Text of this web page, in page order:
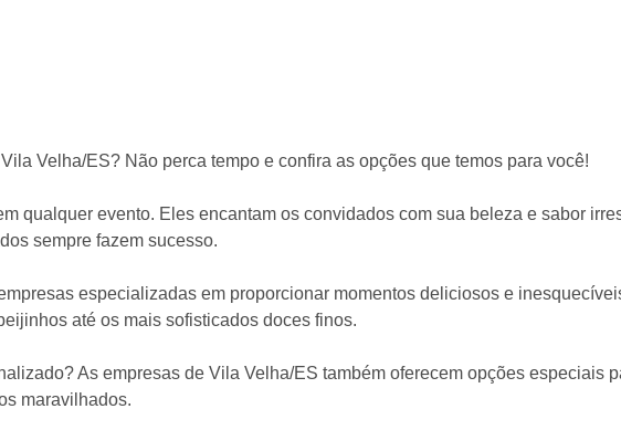
Velha/ES? Não perca tempo e confira as opções que temos para você!
qualquer evento. Eles encantam os convidados com sua beleza e sabor
sempre fazem sucesso.
especializadas em proporcionar momentos deliciosos e
até os mais sofisticados doces finos.
As empresas de Vila Velha/ES também oferecem opções especiais
maravilhados.